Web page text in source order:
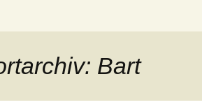
aus und mit Bezug
Bart